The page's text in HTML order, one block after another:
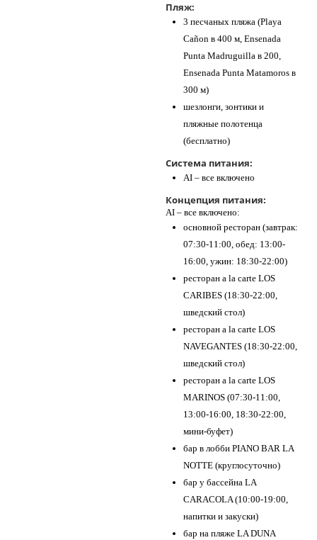
Пляж:
3 песчаных пляжа (Playa
Cañon в 400 м, Ensenada
Punta Madruguilla в 200,
Ensenada Punta Matamoros в
300 м)
шезлонги, зонтики и
пляжные полотенца
(бесплатно)
Система питания:
AI – все включено
Концепция питания:
AI – все включено:
основной ресторан (завтрак:
07:30-11:00, обед: 13:00-
16:00, ужин: 18:30-22:00)
ресторан a la carte LOS
CARIBES (18:30-22:00,
шведский стол)
ресторан a la carte LOS
NAVEGANTES (18:30-22:00,
шведский стол)
ресторан a la carte LOS
MARINOS (07:30-11:00,
13:00-16:00, 18:30-22:00,
мини-буфет)
бар в лобби PIANO BAR LA
NOTTE (круглосуточно)
бар у бассейна LA
CARACOLA (10:00-19:00,
напитки и закуски)
бар на пляже LA DUNA